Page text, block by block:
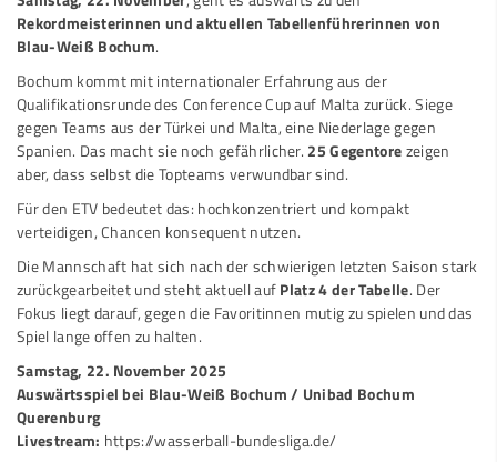
Rekordmeisterinnen und aktuellen Tabellenführerinnen von
Blau-Weiß Bochum.
Bochum kommt mit internationaler Erfahrung aus der
Qualifikationsrunde des Conference Cup auf Malta zurück. Siege
gegen Teams aus der Türkei und Malta, eine Niederlage gegen
Spanien. Das macht sie noch gefährlicher. 25 Gegentorezeigen
aber, dass selbst die Topteams verwundbar sind.
Für den ETV bedeutet das: hochkonzentriert und kompakt
verteidigen, Chancen konsequent nutzen.
Die Mannschaft hat sich nach der schwierigen letzten Saison stark
zurückgearbeitet und steht aktuell aufPlatz 4 der Tabelle. Der
Fokus liegt darauf, gegen die Favoritinnen mutig zu spielen und das
Spiel lange offen zu halten.
Samstag, 22. November 2025
Auswärtsspiel bei Blau-Weiß Bochum / Unibad Bochum
Querenburg
Livestream: https://wasserball-bundesliga.de/